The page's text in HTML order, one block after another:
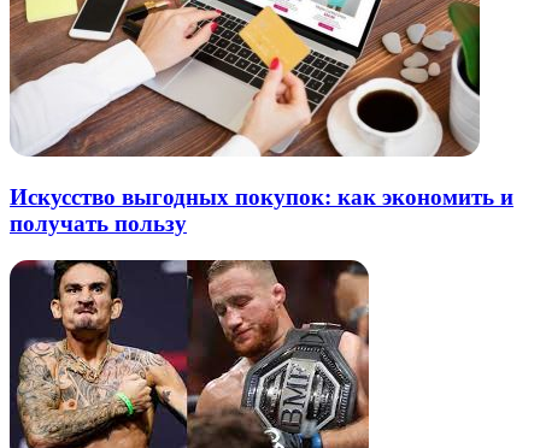
Искусство выгодных покупок: как экономить и
получать пользу